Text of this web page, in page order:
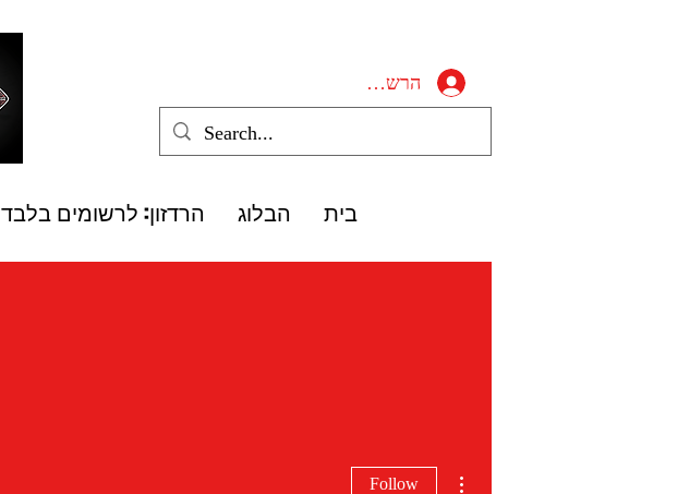
הרשמה/התחברות
בית הבלוג הרדזון: לרשומים בלבד
Follow